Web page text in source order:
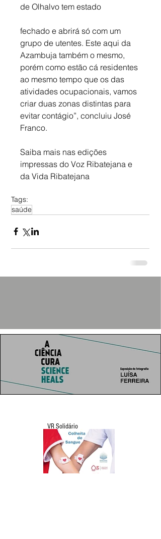
de Olhalvo tem estado
fechado e abrirá só com um
grupo de utentes. Este aqui da
Azambuja também o mesmo,
porém como estão cá residentes
ao mesmo tempo que os das
atividades ocupacionais, vamos
criar duas zonas distintas para
evitar contágio”, concluiu José
Franco.
Saiba mais nas edições
impressas do Voz Ribatejana e
da Vida Ribatejana
Tags:
saúde
VR Solidário